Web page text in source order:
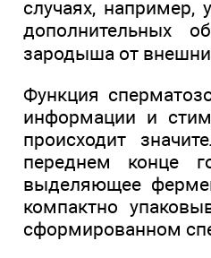
случаях,
дополнительных
зародыша от
Функция
информации и
происходит
переднем конце
выделяющее
компактно
сформированном